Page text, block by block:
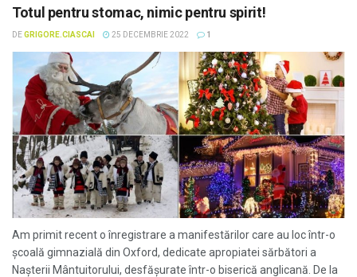
Totul pentru stomac, nimic pentru spirit!
DEGRIGORE.CIASCAI 25 DECEMBRIE 2022 1
Am primit recent o înregistrare a manifestărilor care au loc într-o
școală gimnazială din Oxford, dedicate apropiatei sărbători a
Nașterii Mântuitorului, desfășurate într-o biserică anglicană. De la